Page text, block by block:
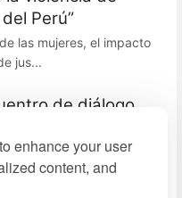
enhance your user
content, and
Perú”
las mujeres, el impacto
jus...
de diálogo
contra la